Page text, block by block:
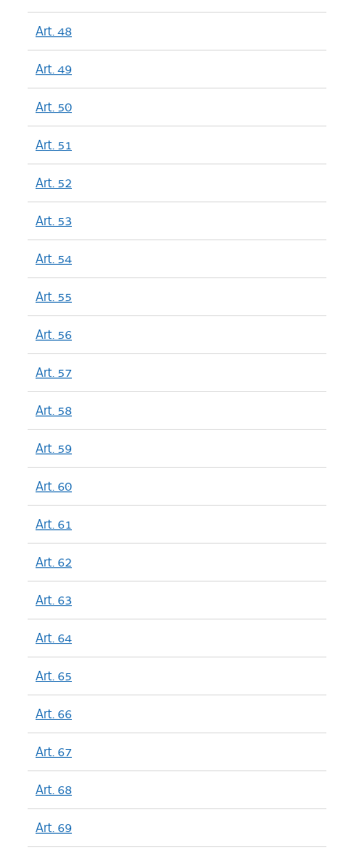
Art. 48
Art. 49
Art. 50
Art. 51
Art. 52
Art. 53
Art. 54
Art. 55
Art. 56
Art. 57
Art. 58
Art. 59
Art. 60
Art. 61
Art. 62
Art. 63
Art. 64
Art. 65
Art. 66
Art. 67
Art. 68
Art. 69